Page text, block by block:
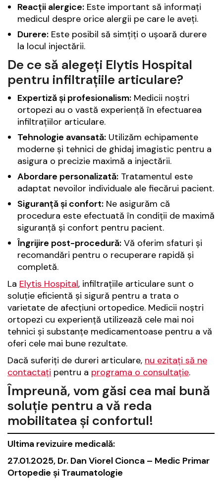
Reacții alergice: Este important să informați
medicul despre orice alergii pe care le aveți.
Durere: Este posibil să simțiți o ușoară durere
la locul injectării.
De ce să alegeți Elytis Hospital
pentru infiltrațiile articulare?
Expertiză și profesionalism: Medicii noștri
ortopezi au o vastă experiență în efectuarea
infiltrațiilor articulare.
Tehnologie avansată: Utilizăm echipamente
moderne și tehnici de ghidaj imagistic pentru a
asigura o precizie maximă a injectării.
Abordare personalizată: Tratamentul este
adaptat nevoilor individuale ale fiecărui pacient.
Siguranță și confort: Ne asigurăm că
procedura este efectuată în condiții de maximă
siguranță și confort pentru pacient.
Îngrijire post-procedură: Vă oferim sfaturi și
recomandări pentru o recuperare rapidă și
completă.
La Elytis Hospital, infiltrațiile articulare sunt o
soluție eficientă și sigură pentru a trata o
varietate de afecțiuni ortopedice. Medicii noștri
ortopezi cu experiență utilizează cele mai noi
tehnici și substanțe medicamentoase pentru a vă
oferi cele mai bune rezultate.
Dacă suferiți de dureri articulare, nu ezitați să ne
contactați pentru a programa o consultație.
Împreună, vom găsi cea mai bună
soluție pentru a vă reda
mobilitatea și confortul!
Ultima revizuire medicală:
27.01.2025, Dr. Dan Viorel Cionca – Medic Primar
Ortopedie şi Traumatologie